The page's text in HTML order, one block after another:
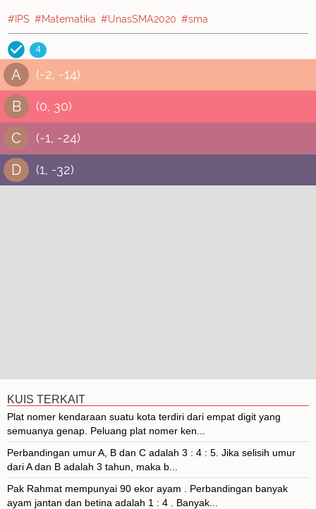
#IPS #Matematika #UnasSMA2020 #sma
4
A (-2, -14)
B (0, 30)
C (-1, -24)
D (1, -32)
KUIS TERKAIT
Plat nomer kendaraan suatu kota terdiri dari empat digit yang
semuanya genap. Peluang plat nomer ken...
Perbandingan umur A, B dan C adalah 3 : 4 : 5. Jika selisih umur
dari A dan B adalah 3 tahun, maka b...
Pak Rahmat mempunyai 90 ekor ayam . Perbandingan banyak
ayam jantan dan betina adalah 1 : 4 . Banyak...